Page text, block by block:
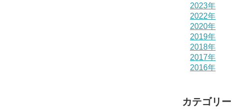
2023年
2022年
2020年
2019年
2018年
2017年
2016年
カテゴリー